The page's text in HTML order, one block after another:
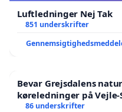
Luftledninger Nej Tak
851 underskrifter
Bevar Grejsdalens
køreledninger på
86 underskrifter